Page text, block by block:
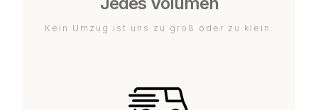
Kein Umzug ist uns zu groß oder zu klein.